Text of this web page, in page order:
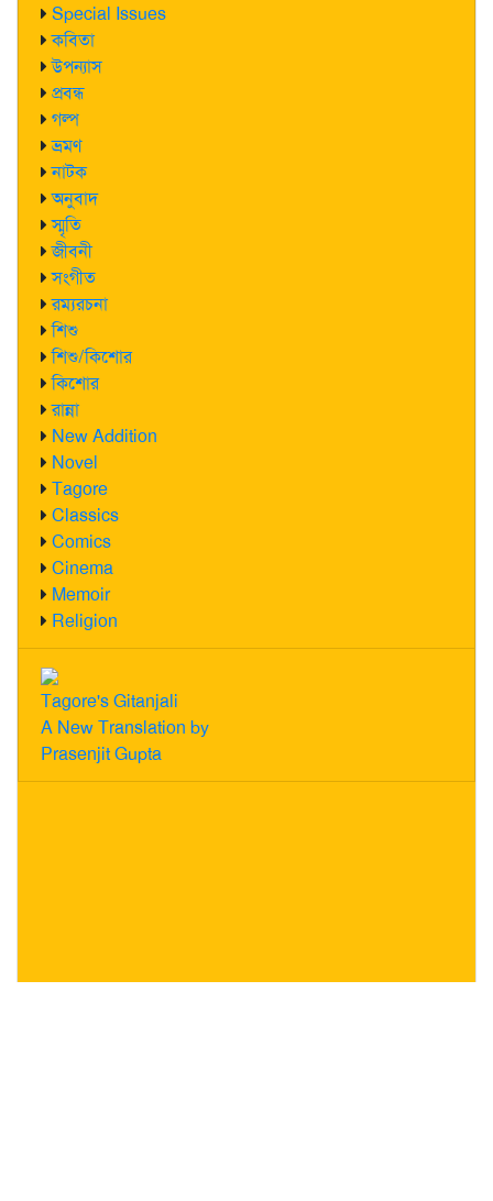
Special Issues
কবিতা
উপন্যাস
প্রবন্ধ
গল্প
ভ্রমণ
নাটক
অনুবাদ
স্মৃতি
জীবনী
সংগীত
রম্যরচনা
শিশু
শিশু/কিশোর
কিশোর
রান্না
New Addition
Novel
Tagore
Classics
Comics
Cinema
Memoir
Religion
Tagore's Gitanjali
A New Translation by
Prasenjit Gupta